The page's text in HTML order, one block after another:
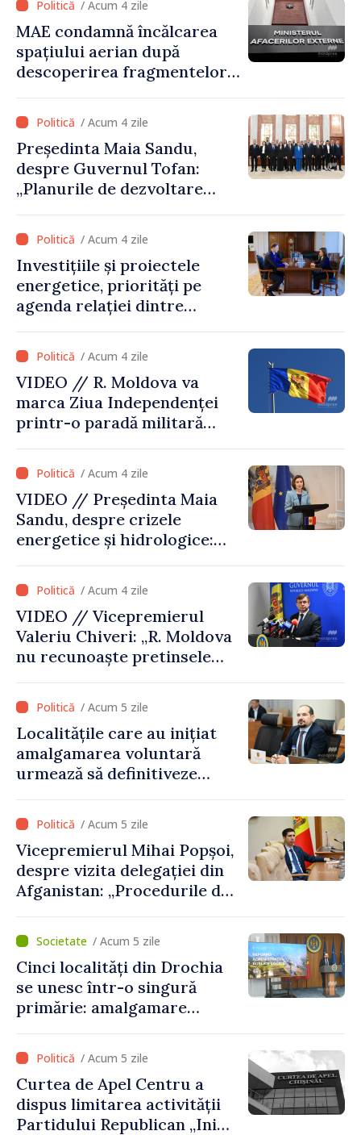
/ Acum 4 zile
MAE condamnă încălcarea
spațiului aerian după
descoperirea fragmentelor
/ Acum 4 zile
Președinta Maia Sandu,
despre Guvernul Tofan:
„Planurile de dezvoltare
nevoie de multă energie și
stabilitate pentru a reuși”
/ Acum 4 zile
Investițiile și proiectele
energetice, priorități pe
agenda relației dintre
/ Acum 4 zile
VIDEO // R. Moldova va
marca Ziua Independenței
printr-o paradă militară
„Evenimentul reflectă
eforturile pentru
consolidarea capacităților
de apărare”
/ Acum 4 zile
VIDEO // Președinta Maia
Sandu, despre crizele
energetice și hidrologice:
posibilul pentru a atenua
consecințele”
/ Acum 4 zile
VIDEO // Vicepremierul
Valeriu Chiveri: „R. Moldova
nu recunoaște pretinsele
de structurile de la Tiraspol
în raioanele de est”
/ Acum 5 zile
Localitățile care au inițiat
amalgamarea voluntară
urmează să definitiveze
parcursul lunii august
/ Acum 5 zile
Vicepremierul Mihai Popșoi,
despre vizita delegației din
Afganistan: „Procedurile de
respectate întocmai. Nu s-
au constatat încălcări ale
prevederilor legale”
/ Acum 5 zile
Cinci localități din Drochia
se unesc într-o singură
primărie: amalgamare
stimulente de peste 28 de
milioane de lei oferite de
Guvern
/ Acum 5 zile
Curtea de Apel Centru a
dispus limitarea activității
Partidului Republican „Inima